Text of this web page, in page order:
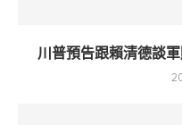
川普預告跟賴清德談